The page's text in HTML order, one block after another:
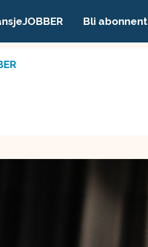
Bli abonnent